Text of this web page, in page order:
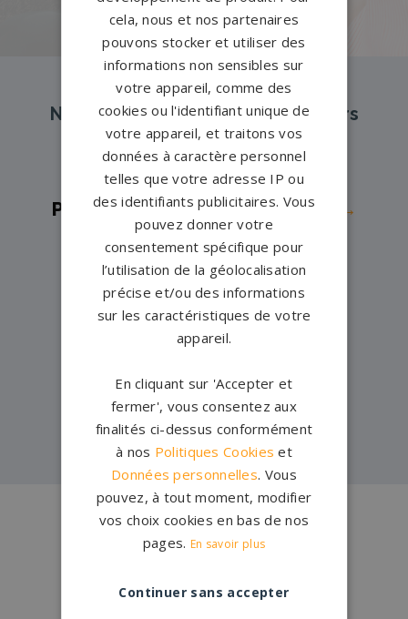
Nos pompes funèbres et marbriers
partenaires à proximité
Pompes funèbres -Batignolles→
Pompes funèbres -
Pompes funèbres -PARIS 12→
Pompes funèbres - PARIS 13→
Pompes funèbres -PARIS 14→
Pompes funèbres -PARIS 19→
Pompes funèbres -PARIS 20→
Conception française
Qui sommes-nous ?
Créations sur-mesure
Configurateur
cela, nous et nos partenaires
pouvons stocker et utiliser des
informations non sensibles sur
votre appareil, comme des
cookies ou l'identifiant unique de
votre appareil, et traitons vos
données à caractère personnel
telles que votre adresse IP ou
des identifiants publicitaires. Vous
pouvez donner votre
consentement spécifique pour
l’utilisation de la géolocalisation
précise et/ou des informations
sur les caractéristiques de votre
appareil.
En cliquant sur 'Accepter et
fermer', vous consentez aux
finalités ci-dessus conformément
à nos Politiques Cookies et
Données personnelles. Vous
pouvez, à tout moment, modifier
vos choix cookies en bas de nos
pages. En savoir plus
Continuer sans accepter